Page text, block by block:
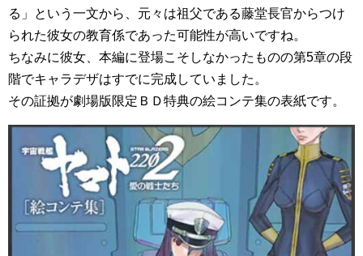
る」という一文から、元々は祖父である藤堂長官からつけ
られた彼女の教育係であった可能性が高いですね。
ちなみに彼女、本編に登場こそしなかったものの第5章の段
階でキャラデザはすでに完成していました。
その証拠が劇場版限定ＢＤ特典の絵コンテ集の表紙です。